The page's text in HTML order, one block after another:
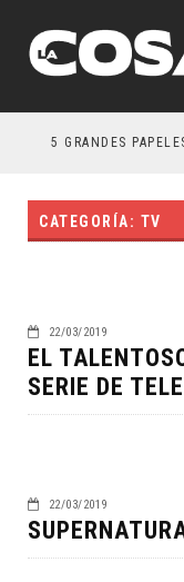
5 GRANDES
CATEGORÍA: TV
22/03/2019
EL
SERIE DE
22/03/2019